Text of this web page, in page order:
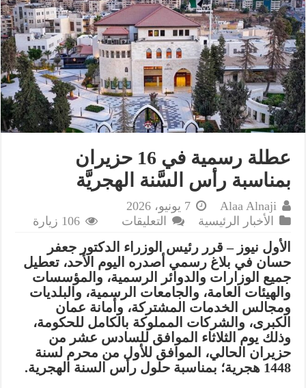
عطلة رسمية في 16 حزيران
بمناسبة رأس السَّنة الهجريَّة
Alaa Alnaji
7 يونيو، 2026
الأخبار الرئيسية
التعليقات
رسمية
في
16
حزيران
بمناسبة
رأس
السَّنة
الهجريَّة
مغلقة
106 زيارة
الأول نيوز – قرر رئيس الوزراء الدكتور جعفر
حسان في بلاغ رسمي أصدره اليوم الأحد، تعطيل
جميع الوزارات والدوائر الرسمية، والمؤسسات
والهيئات العامة، والجامعات الرسمية، والبلديات
ومجالس الخدمات المشتركة، وأمانة عمان
الكبرى، والشركات المملوكة بالكامل للحكومة،
وذلك يوم الثلاثاء الموافق للسادس عشر من
حزيران الحالي، الموافق للأول من محرم لسنة
1448 هجرية؛ بمناسبة حلول رأس السنة الهجرية.